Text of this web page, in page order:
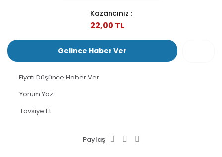
Kazancınız :
22,00 TL
Gelince Haber Ver
Fiyatı Düşünce Haber Ver
Yorum Yaz
Tavsiye Et
Paylaş